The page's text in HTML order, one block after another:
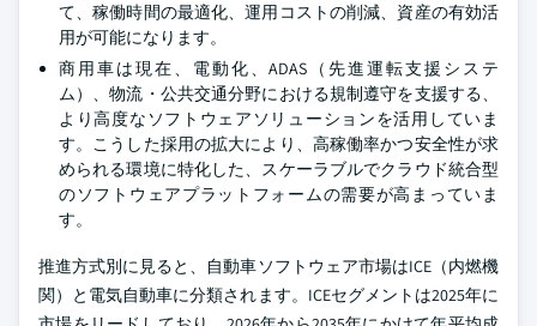
て、稼働時間の最適化、運用コストの削減、資産の有効活
用が可能になります。
商用車は現在、電動化、ADAS（先進運転支援システ
ム）、物流・公共交通分野における規制遵守を支援する、
より高度なソフトウェアソリューションを活用していま
す。こうした採用の拡大により、高稼働率かつ安全性が求
められる環境に特化した、スケーラブルでクラウド統合型
のソフトウェアプラットフォームの需要が高まっていま
す。
推進方式別に見ると、自動車ソフトウェア市場はICE（内燃機
関）と電気自動車に分類されます。ICEセグメントは2025年に